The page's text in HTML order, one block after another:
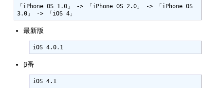
「iPhone OS 1.0」 -> 「iPhone OS 2.0」 -> 「iPhone OS
3.0」 -> 「iOS 4」
最新版
iOS 4.0.1
β番
iOS 4.1